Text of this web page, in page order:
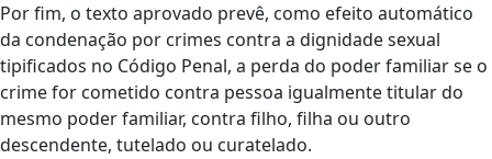
Por fim, o texto aprovado prevê, como efeito automático
da condenação por crimes contra a dignidade sexual
tipificados no Código Penal, a perda do poder familiar se o
crime for cometido contra pessoa igualmente titular do
mesmo poder familiar, contra filho, filha ou outro
descendente, tutelado ou curatelado.